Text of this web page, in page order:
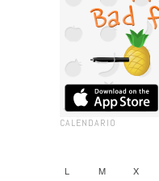
CALENDARIO
L M X